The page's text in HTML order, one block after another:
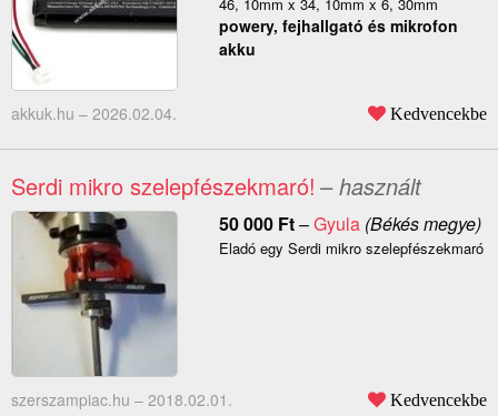
46, 10mm x 34, 10mm x 6, 30mm
powery, fejhallgató és mikrofon
akku
akkuk.hu – 2026.02.04. Kedvencekbe
Serdi mikro szelepfészekmaró! – használt
50 000 Ft–Gyula(Békés megye)
Eladó egy Serdi mikro szelepfészekmaró
szerszampiac.hu – 2018.02.01. Kedvencekbe